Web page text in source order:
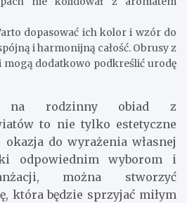
dopasować ich kolor i wzór do
i harmonijną całość. Obrusy z
dodatkowo podkreślić urodę
na rodzinny obiad z
to nie tylko estetyczne
do wyrażenia własnej
odpowiednim wyborom i
można stworzyć
która będzie sprzyjać miłym